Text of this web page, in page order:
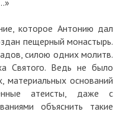
которое Антонию дал
пещерный монастырь.
силою одних молитв.
Святого. Ведь не было
материальных оснований
атеисты, даже с
объяснить такие